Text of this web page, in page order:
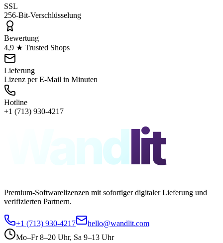
SSL
256-Bit-Verschlüsselung
Bewertung
4,9 ★ Trusted Shops
Lieferung
Lizenz per E-Mail in Minuten
Hotline
+1 (713) 930-4217
Wandlit
Premium-Softwarelizenzen mit sofortiger digitaler Lieferung und
verifizierten Partnern.
+1 (713) 930-4217
hello@wandlit.com
Mo–Fr 8–20 Uhr, Sa 9–13 Uhr